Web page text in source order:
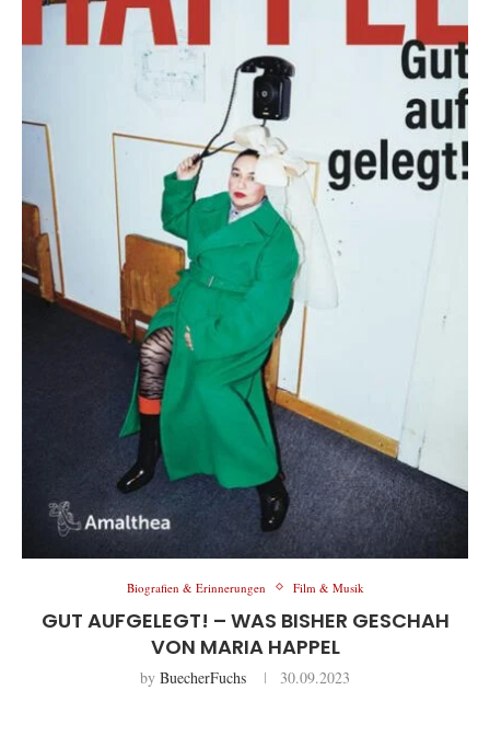
Biografien & Erinnerungen Film & Musik
GUT AUFGELEGT! – WAS BISHER GESCHAH
VON MARIA HAPPEL
by BuecherFuchs 30.09.2023